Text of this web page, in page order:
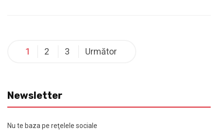
1 2 3 Următor
Newsletter
Nu te baza pe reţelele sociale